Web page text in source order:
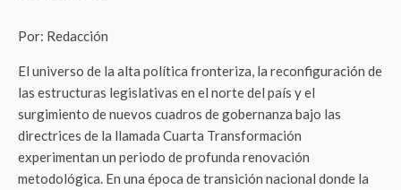
Por: Redacción
El universo de la alta política fronteriza, la reconfiguración de
las estructuras legislativas en el norte del país y el
surgimiento de nuevos cuadros de gobernanza bajo las
directrices de la llamada Cuarta Transformación
experimentan un periodo de profunda renovación
metodológica. En una época de transición nacional donde la